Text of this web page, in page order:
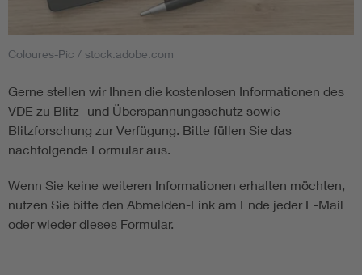
Coloures-Pic / stock.adobe.com
Gerne stellen wir Ihnen die kostenlosen Informationen des
VDE zu Blitz- und Überspannungsschutz sowie
Blitzforschung zur Verfügung. Bitte füllen Sie das
nachfolgende Formular aus.
Wenn Sie keine weiteren Informationen erhalten möchten,
nutzen Sie bitte den Abmelden-Link am Ende jeder E-Mail
oder wieder dieses Formular.